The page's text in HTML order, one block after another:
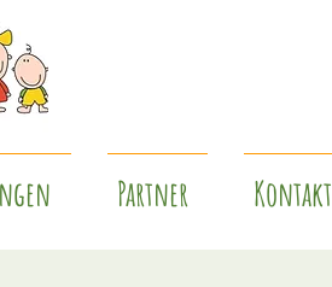
Partner Kontakt